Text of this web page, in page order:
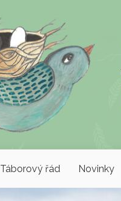
Táborový řád Novinky